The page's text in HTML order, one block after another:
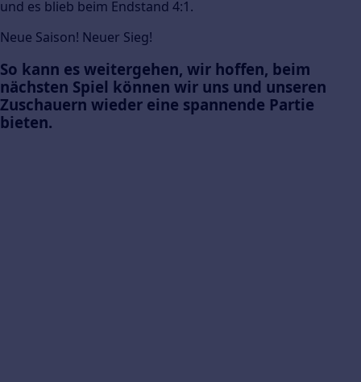
und es blieb beim Endstand 4:1.
Neue Saison! Neuer Sieg!
So kann es weitergehen, wir hoffen, beim
nächsten Spiel können wir uns und unseren
Zuschauern wieder eine spannende Partie
bieten.